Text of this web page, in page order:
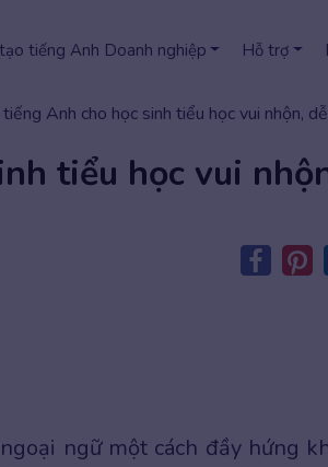
tiếng Anh Doanh nghiệp Hỗ trợ
Anh cho học sinh tiểu học vui nhộn,
tiểu học vui
ngữ một cách đầy hứng